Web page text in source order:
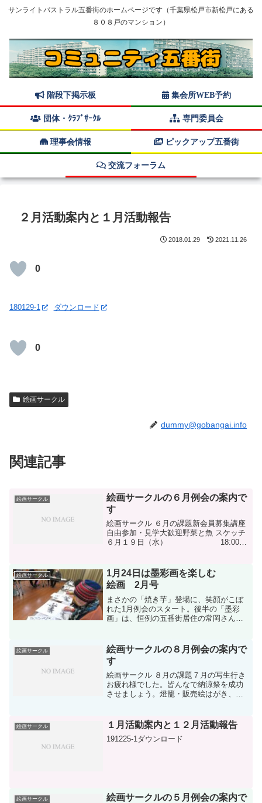
サンライトパストラル五番街のホームページです（千葉県松戸市新松戸にある
８０８戸のマンション）
階段下掲示板 集会所WEB予約
団体・ｸﾗﾌﾞｻｰｸﾙ 専門委員会
理事会情報 ピックアップ五番街
交流フォーラム
２月活動案内と１月活動報告
2018.01.29 2021.11.26
0
180129-1 ダウンロード
0
絵画サークル
dummy@gobangai.info
関連記事
絵画サークル
絵画サークルの６月例会の案内で
す
絵画サークル ６月の課題新会員募集講座
自由参加・見学大歓迎野菜と魚 スケッチ
６月１９日（水） 18:00～
都美術館６月２９日（土）
レオ...
絵画サークル
1月24日は墨彩画を楽しむ
絵画 2月号
まさかの「焼き芋」登場に、笑顔がこぼ
れた1月例会のスタート。後半の「墨彩
画」は、恒例の五番街居住の常岡さんを
に、その奥深さに戸惑いながらも楽しく
作品を仕上げました。
絵画サークル
絵画サークルの８月例会の案内で
す
絵画サークル ８月の課題７月の写生行き
お疲れ様でした。皆んなで納涼祭を成功
させましょう。燈籠・販売絵はがき、似
ください。＊他のサークル、会員以外の
方々の燈...
絵画サークル １月活動案内と１２月活動報告
191225-1ダウンロード
絵画サークル
絵画サークルの５月例会の案内で